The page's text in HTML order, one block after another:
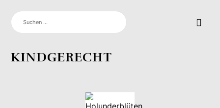
SUCHEN
NACH:
KINDGERECHT